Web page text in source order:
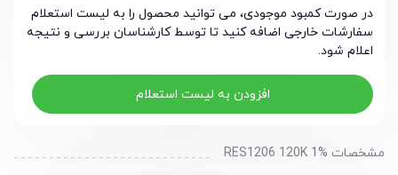
در صورت کمبود موجودی، می توانید محصول را به لیست استعلام
سفارشات خارجی اضافه کنید تا توسط کارشناسان بررسی و نتیجه
اعلام شود.
افزودن به لیست استعلام
مشخصات RES1206 120K 1%